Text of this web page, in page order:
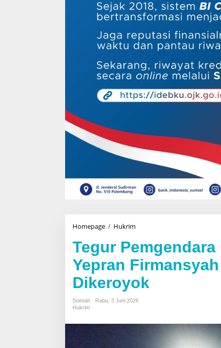
Homepage / Hukrim
g
u
r
e
m
g
d
Tegur
Yepran
Dikeroyok
Soimah
Rabu, 3 Juni 2026
Hukrim